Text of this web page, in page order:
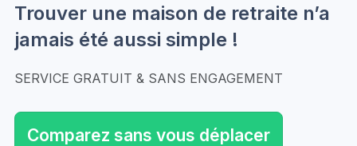
Trouver une maison de retraite n’a
jamais été aussi simple !
SERVICE GRATUIT & SANS ENGAGEMENT
Comparez sans vous déplacer